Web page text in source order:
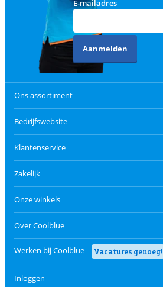
E-mailadres
Aanmelden
Ons assortiment
Bedrijfswebsite
Klantenservice
Zakelijk
Onze winkels
Over Coolblue
Werken bij Coolblue Vacatures genoeg!
Inloggen